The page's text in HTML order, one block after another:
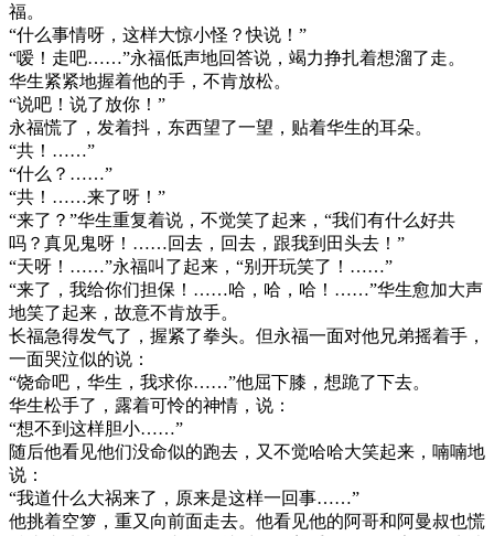
福。
“什么事情呀，这样大惊小怪？快说！”
“嗳！走吧……”永福低声地回答说，竭力挣扎着想溜了走。
华生紧紧地握着他的手，不肯放松。
“说吧！说了放你！”
永福慌了，发着抖，东西望了一望，贴着华生的耳朵。
“共！……”
“什么？……”
“共！……来了呀！”
“来了？”华生重复着说，不觉笑了起来，“我们有什么好共
吗？真见鬼呀！……回去，回去，跟我到田头去！”
“天呀！……”永福叫了起来，“别开玩笑了！……”
“来了，我给你们担保！……哈，哈，哈！……”华生愈加大声
地笑了起来，故意不肯放手。
长福急得发气了，握紧了拳头。但永福一面对他兄弟摇着手，
一面哭泣似的说：
“饶命吧，华生，我求你……”他屈下膝，想跪了下去。
华生松手了，露着可怜的神情，说：
“想不到这样胆小……”
随后他看见他们没命似的跑去，又不觉哈哈大笑起来，喃喃地
说：
“我道什么大祸来了，原来是这样一回事……”
他挑着空箩，重又向前面走去。他看见他的阿哥和阿曼叔也慌